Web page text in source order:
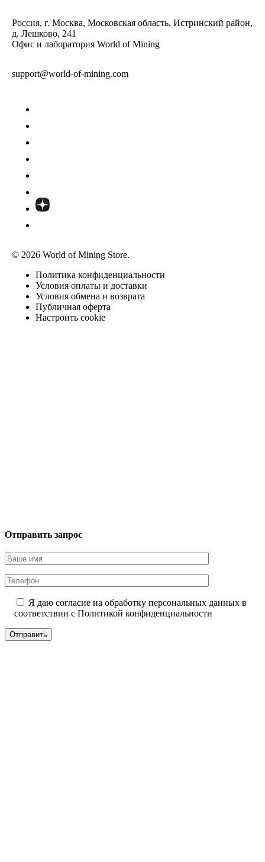
Россия, г. Москва, Московская область, Истринский район,
д. Лешково, 241
Офис и лаборатория World of Mining
support@world-of-mining.com
© 2026 World of Mining Store.
Политика конфиденциальности
Условия оплаты и доставки
Условия обмена и возврата
Публичная оферта
Настроить cookie
Отправить запрос
Я даю согласие на обработку персональных данных в
соответствии с Политикой конфиденциальности